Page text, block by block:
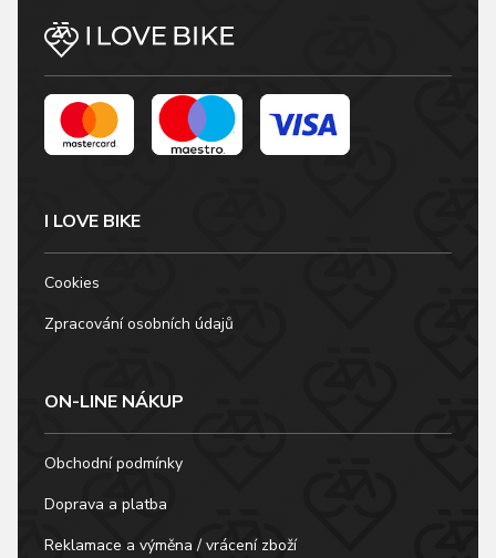
I LOVE BIKE
Cookies
Zpracování osobních údajů
ON-LINE NÁKUP
Obchodní podmínky
Doprava a platba
Reklamace a výměna / vrácení zboží